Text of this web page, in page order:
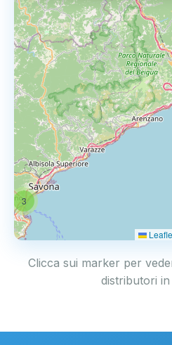
3
Clicca sui marker per
distributori